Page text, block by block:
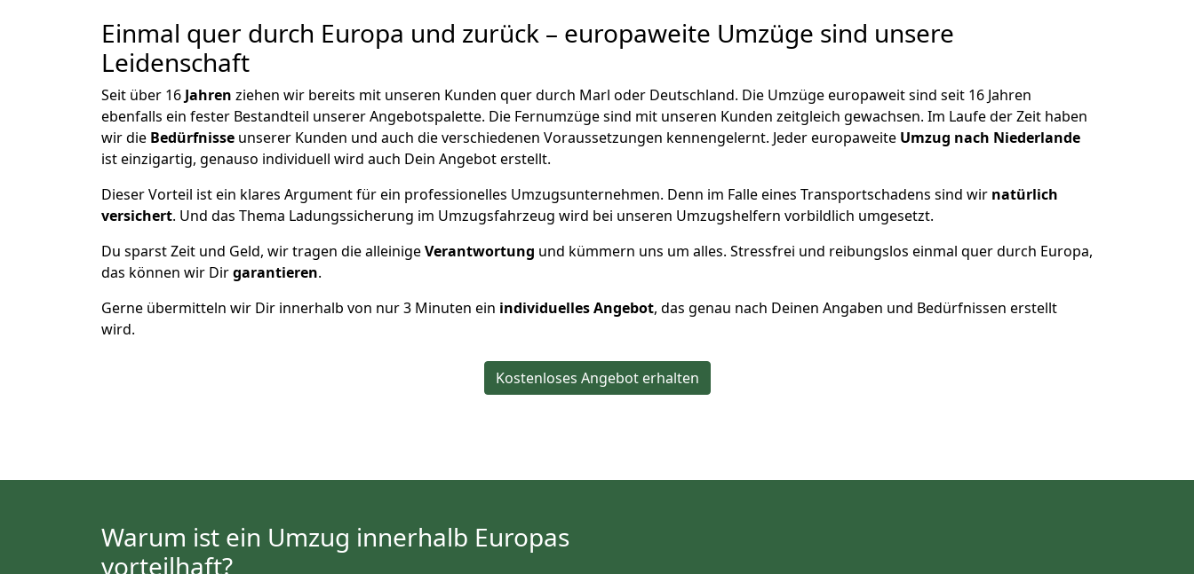
Einmal quer durch Europa und zurück – europaweite Umzüge sind unsere
Leidenschaft
Seit über 16 Jahren ziehen wir bereits mit unseren Kunden quer durch Marl oder Deutschland. Die Umzüge europaweit sind seit 16 Jahren
ebenfalls ein fester Bestandteil unserer Angebotspalette. Die Fernumzüge sind mit unseren Kunden zeitgleich gewachsen. Im Laufe der Zeit haben
wir die Bedürfnisse unserer Kunden und auch die verschiedenen Voraussetzungen kennengelernt. Jeder europaweite Umzug nach Niederlande
ist einzigartig, genauso individuell wird auch Dein Angebot erstellt.
Dieser Vorteil ist ein klares Argument für ein professionelles Umzugsunternehmen. Denn im Falle eines Transportschadens sind wir natürlich
versichert. Und das Thema Ladungssicherung im Umzugsfahrzeug wird bei unseren Umzugshelfern vorbildlich umgesetzt.
Du sparst Zeit und Geld, wir tragen die alleinigeVerantwortung und kümmern uns um alles. Stressfrei und reibungslos einmal quer durch Europa,
das können wir Dirgarantieren.
Gerne übermitteln wir Dir innerhalb von nur3 Minuten ein individuelles Angebot, das genau nach Deinen Angaben und Bedürfnissen erstellt
wird.
Kostenloses Angebot erhalten
Warum ist ein Umzug innerhalb Europas
vorteilhaft?